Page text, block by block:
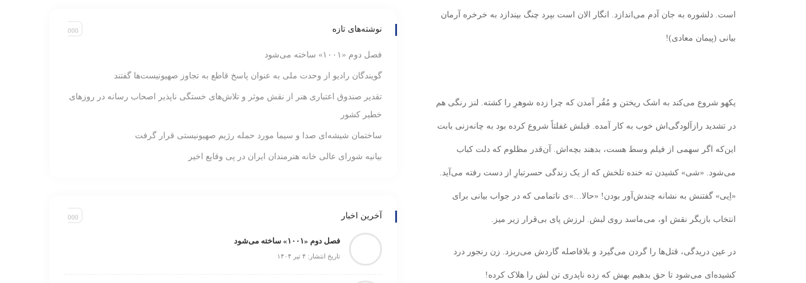
است. دلشوره به جان آدم می‌اندازد. انگار الان است بپرد چنگ بیندازد به خرخره آرمان
بیانی (پیمان معادی)!
یکهو شروع می‌کند به اشک ریختن و مُقُر آمدن که چرا زده شوهرِ را کشته. لنز رنگی هم
در تشدید رازآلودگی‌اش خوب به کار آمده. قبلش غفلتاً شروع کرده بود به چانه‌زنی بابت
این‌که اگر سهمی از فیلم وسط هست، بدهند بچه‌اش. آن‌قدر مظلوم که دلت کباب
می‌شود. «شی» کشیدن ته خنده تلخش که از یک زندگی حسرتبارِ از دست رفته می‌آید.
«اِیی» گفتنش به نشانه چندش‌آور بودن! «حالا…»ی ناتمامی که در جواب بیانی برای
انتخاب بازیگر نقش او، می‌ماسد روی لبش. لرزش پای بی‌قرار زیر میز.
در عین دریدگی، قتل‌ها را گردن می‌گیرد و بلافاصله گاردش می‌ریزد. زن رنجور درد
کشیده‌ای می‌شود تا حق بدهیم بهش که زده ناپدری تن لش را هلاک کرده!
نوشته‌های تازه
فصل دوم «۱۰۰۱» ساخته می‌شود
گویندگان رادیو از وحدت ملی به عنوان پاسخ قاطع به تجاوز صهیونیست‌ها گفتند
تقدیر صندوق اعتباری هنر از نقش موثر و تلاش‌های خستگی ناپذیر اصحاب رسانه در روزهای
خطیر کشور
ساختمان شیشه‌ای صدا و سیما مورد حمله رژیم صهیونیستی قرار گرفت
بیانیه شورای عالی خانه هنرمندان ایران در پی وقایع اخیر
آخرین اخبار
فصل دوم «۱۰۰۱» ساخته می‌شود
تاریخ انتشار: ۴ تیر ۱۴۰۴